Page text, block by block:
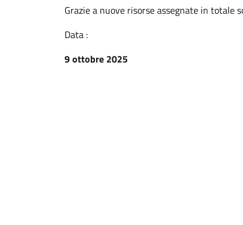
Grazie a nuove risorse assegnate in totale
Data :
9 ottobre 2025